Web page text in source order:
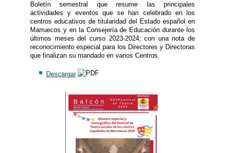
Boletín semestral que resume las principales
actividades y eventos que se han celebrado en los
centros educativos de titularidad del Estado español en
Marruecos y en la Consejería de Educación durante los
últimos meses del curso 2023-2024; con una nota de
reconocimiento especial para los Directores y Directoras
que finalizan su mandado en varios Centros.
Descargar